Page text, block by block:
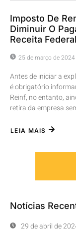
Imposto De
Diminuir O
Receita
25 de março de 2024
Antes de iniciar a
é obrigatório
Reinf, no entanto,
retira da empresa
LEIA MAIS
Notícias
29 de abril de